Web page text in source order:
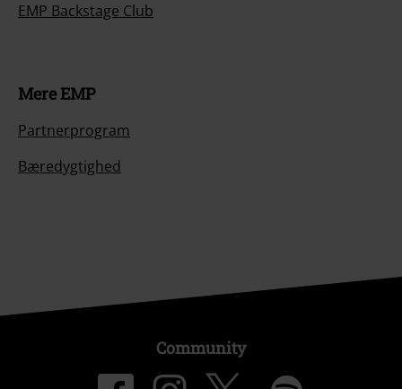
EMP Backstage Club
Mere EMP
Partnerprogram
Bæredygtighed
Community